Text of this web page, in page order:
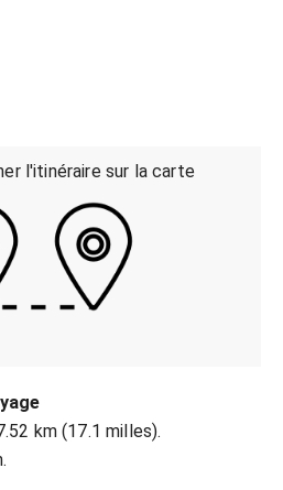
l'itinéraire sur la carte
km (17.1 milles).